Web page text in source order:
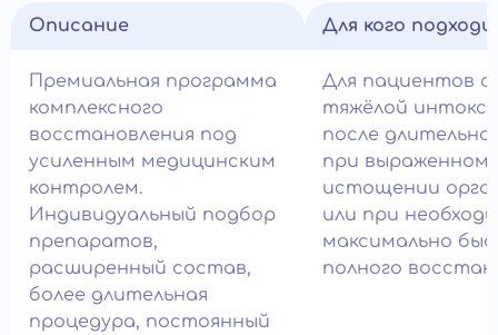
Описание
Премиальная программа
комплексного
восстановления под
усиленным медицинским
контролем.
Индивидуальный подбор
препаратов,
расширенный состав,
более длительная
процедура, постоянный
Для кого
Для пациентов с
тяжёлой
после
при выраженном
истощении
или при
максимально
полного